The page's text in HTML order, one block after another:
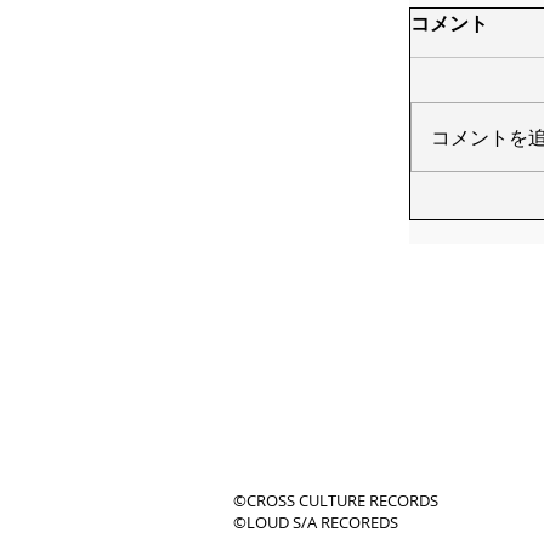
コメント
コメントを
©CROSS CULTURE RECORDS
©LOUD S/A RECOREDS